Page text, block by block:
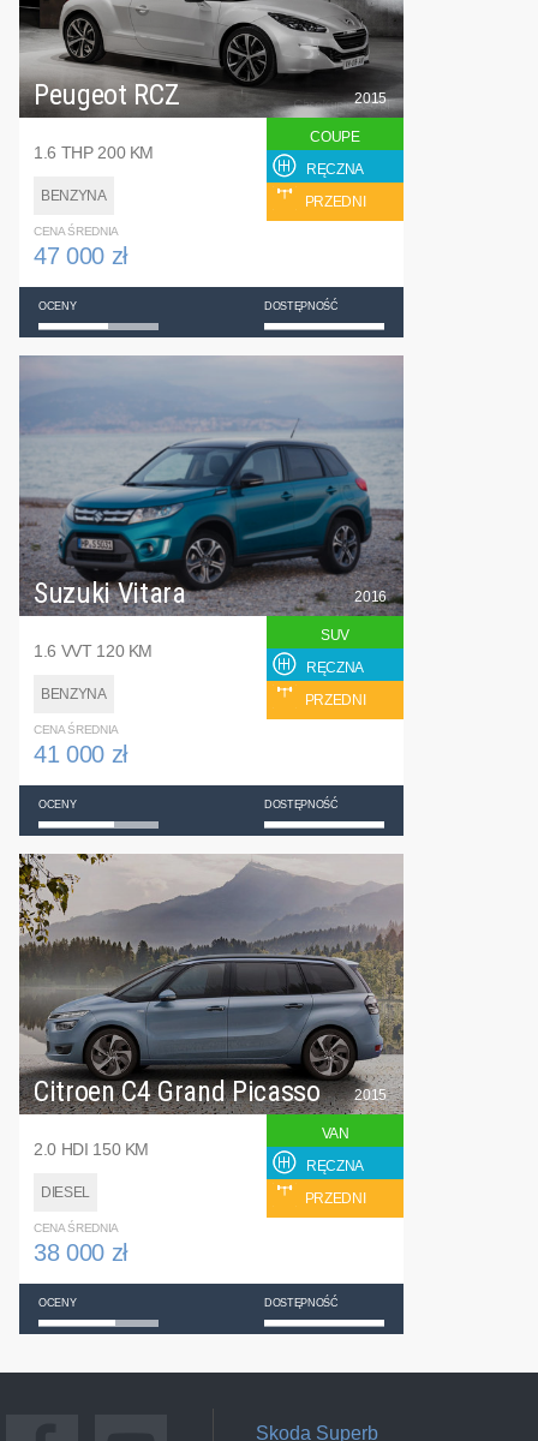
Peugeot RCZ
1.6 THP 200 KM
BENZYNA
2015
COUPE
RĘCZNA
PRZEDNI
CENA ŚREDNIA
47 000 zł
OCENY DOSTĘPNOŚĆ
Suzuki Vitara
1.6 VVT 120 KM
BENZYNA
2016
SUV
RĘCZNA
PRZEDNI
CENA ŚREDNIA
41 000 zł
OCENY DOSTĘPNOŚĆ
Citroen C4 Grand Picasso
2.0 HDI 150 KM
DIESEL
2015
VAN
RĘCZNA
PRZEDNI
CENA ŚREDNIA
38 000 zł
OCENY DOSTĘPNOŚĆ
Skoda Superb